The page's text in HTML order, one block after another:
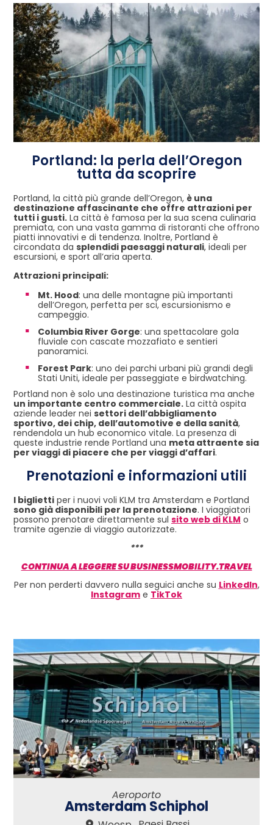
Portland: la perla dell’Oregon
tutta da scoprire
Portland, la città più grande dell’Oregon, è una
destinazione affascinante che offre attrazioni per
tutti i gusti. La città è famosa per la sua scena culinaria
premiata, con una vasta gamma di ristoranti che offrono
piatti innovativi e di tendenza. Inoltre, Portland è
circondata da splendidi paesaggi naturali, ideali per
escursioni, e sport all’aria aperta.
Attrazioni principali:
Mt. Hood: una delle montagne più importanti
dell’Oregon, perfetta per sci, escursionismo e
campeggio.
Columbia River Gorge: una spettacolare gola
fluviale con cascate mozzafiato e sentieri
panoramici.
Forest Park: uno dei parchi urbani più grandi degli
Stati Uniti, ideale per passeggiate e birdwatching.
Portland non è solo una destinazione turistica ma anche
un importante centro commerciale. La città ospita
aziende leader nei settori dell’abbigliamento
sportivo, dei chip, dell’automotive e della sanità,
rendendola un hub economico vitale. La presenza di
queste industrie rende Portland una meta attraente sia
per viaggi di piacere che per viaggi d’affari.
Prenotazioni e informazioni utili
I biglietti per i nuovi voli KLM tra Amsterdam e Portland
sono già disponibili per la prenotazione. I viaggiatori
possono prenotare direttamente sul sito web di KLM o
tramite agenzie di viaggio autorizzate.
***
CONTINUA A LEGGERE SU BUSINESSMOBILITY.TRAVEL
Per non perderti davvero nulla seguici anche su LinkedIn,
Instagram e TikTok
Aeroporto
Amsterdam Schiphol